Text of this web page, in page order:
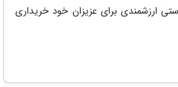
ارزشمندی برای عزیزان خود خریداری